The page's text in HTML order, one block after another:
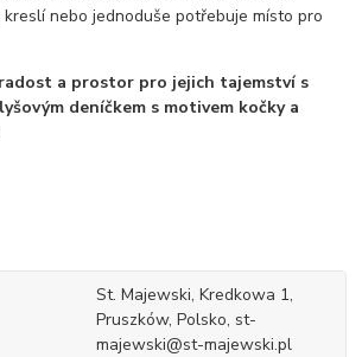
kreslí nebo jednoduše potřebuje místo pro
a prostor pro jejich tajemství s
deníčkem s motivem kočky a
St. Majewski, Kredkowa 1,
Pruszków, Polsko, st-
majewski@st-majewski.pl